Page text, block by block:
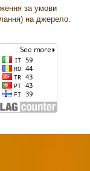
за умови
на джерело.